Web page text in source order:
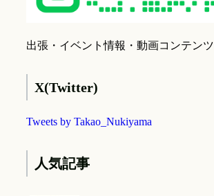
出張・イベント情報・動画コンテンツ
X(Twitter)
Tweets by Takao_Nukiyama
人気記事